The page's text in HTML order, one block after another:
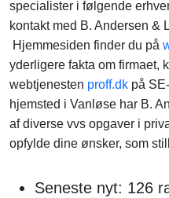
specialister i følgende
kontakt med B. Andersen &
Hjemmesiden finder du på
yderligere fakta om firmaet,
webtjenesten proff.dk på
hjemsted i Vanløse har B.
af diverse vvs opgaver i
opfylde dine ønsker, som
Seneste nyt: 126